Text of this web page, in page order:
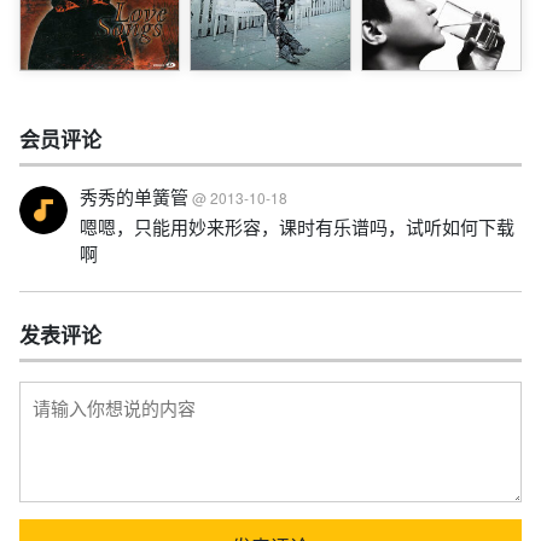
会员评论
秀秀的单簧管 @ 2013-10-18
嗯嗯，只能用妙来形容，课时有乐谱吗，试听如何下载
啊
发表评论